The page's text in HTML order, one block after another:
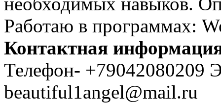
Работаю в программах:
Контактная
Телефон- +79042080209
beautiful1angel@mail.ru